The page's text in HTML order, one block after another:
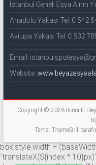
İstanbul Geneli Eşya Alımı
Anadolu Yakası Tel: 0 542
Avrupa Yakası Tel: 0 532
Email:
Website:
Copyright © 2026 İkinci El
Tema: ThemeGrill
box.style.width =
`translateX(${index *